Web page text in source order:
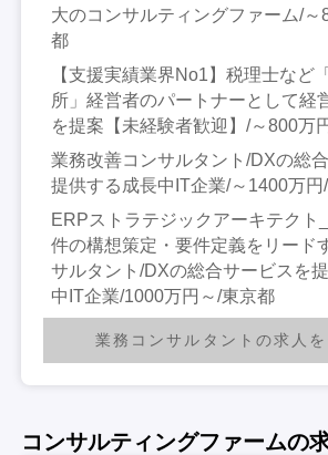
大のコンサルティングファーム/～
都
【支援実績業界No1】税理士など
所」経営者のパートナーとして経
を提案【未経験者歓迎】/～800万
業務改善コンサルタント/DXの総
提供する成長中IT企業/～1400万円
ERPストラテジックアーキテクト
件の構想策定・要件定義をリード
サルタント/DXの総合サービスを
中IT企業/1000万円～/東京都
業務コンサルタントの求人
コンサルティングファームの